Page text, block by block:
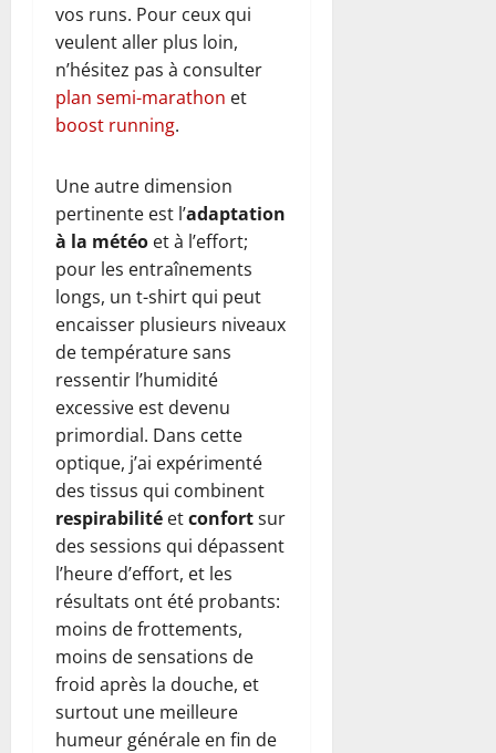
vos runs. Pour ceux qui
veulent aller plus loin,
n’hésitez pas à consulter
plan semi-marathon et
boost running.
Une autre dimension
pertinente est l’adaptation
à la météo et à l’effort;
pour les entraînements
longs, un t-shirt qui peut
encaisser plusieurs niveaux
de température sans
ressentir l’humidité
excessive est devenu
primordial. Dans cette
optique, j’ai expérimenté
des tissus qui combinent
respirabilité etconfortsur
des sessions qui dépassent
l’heure d’effort, et les
résultats ont été probants:
moins de frottements,
moins de sensations de
froid après la douche, et
surtout une meilleure
humeur générale en fin de